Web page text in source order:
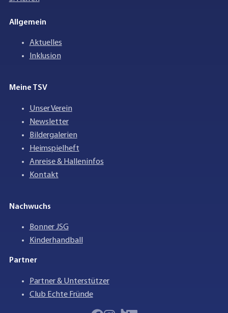
Allgemein
Aktuelles
Inklusion
Meine TSV
Unser Verein
Newsletter
Bildergalerien
Heimspielheft
Anreise & Halleninfos
Kontakt
Nachwuchs
Bonner JSG
Kinderhandball
Partner
Partner & Unterstützer
Club Echte Fründe